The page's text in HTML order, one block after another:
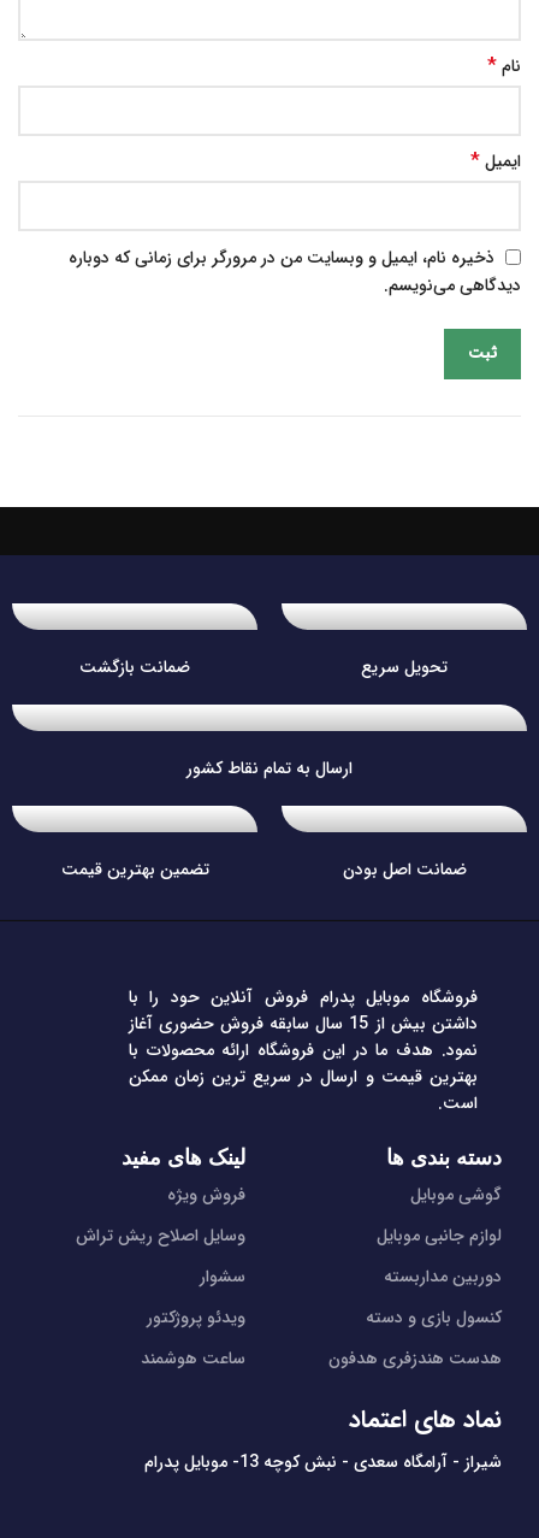
نام*
ایمیل*
ذخیره نام، ایمیل و وبسایت من در مرورگر برای زمانی که دوباره
دیدگاهی می‌نویسم.
تحویل سریع ضمانت بازگشت
ارسال به تمام نقاط کشور
ضمانت اصل بودن تضمین بهترین قیمت
فروشگاه موبایل پدرام فروش آنلاین حود را با
داشتن بیش از 15 سال سابقه فروش حضوری آغاز
نمود. هدف ما در این فروشگاه ارائه محصولات با
بهترین قیمت و ارسال در سریع ترین زمان ممکن
است.
دسته بندی ها
گوشی موبایل
لوازم جانبی موبایل
دوربین مداربسته
کنسول بازی و دسته
هدست هندزفری هدفون
لینک های مفید
فروش ویژه
وسایل اصلاح ریش تراش
سشوار
ویدئو پروژکتور
ساعت هوشمند
نماد های اعتماد
شیراز - آرامگاه سعدی - نبش کوچه 13- موبایل پدرام